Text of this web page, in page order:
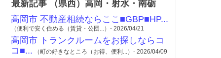
最新記事 （県西）高岡・射水・南砺
高岡市 不動産相続ならここ■GBP■HP...
（便利で安く住める（賃貸・公団...）- 2026/04/21
高岡市 トランクルームをお探しならコ
コ■... （町の好きなところ（お得、便利...）- 2026/04/09